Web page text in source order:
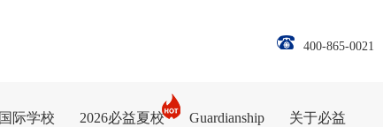
400-865-0021
国际学校 2026必益夏校 Guardianship 关于必益